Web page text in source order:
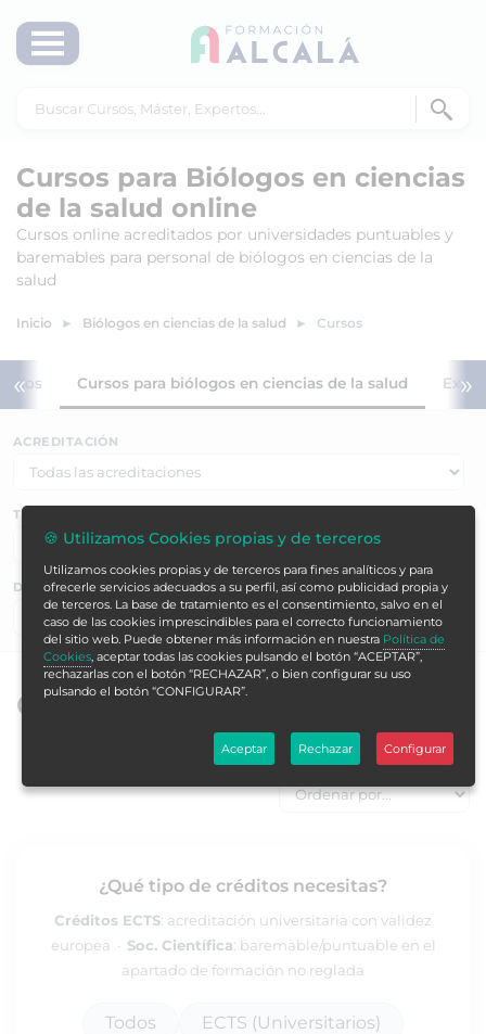
Cursos para Biólogos en ciencias
de la salud online
Cursos online acreditados por universidades puntuables y
baremables para personal de biólogos en ciencias de la
salud
Inicio Biólogos en ciencias de la salud Cursos
« Cursos para biólogos en ciencias de la salud »
ACREDITACIÓN
TEMÁTICAS
DURACIÓN EN HORAS
Buscar ▶
Cursos de Formación Alcalá
ORDENAR
¿Qué tipo de créditos necesitas?
Créditos ECTS: acreditación universitaria con validez
europea · Soc. Científica: baremable/puntuable en el
apartado de formación no reglada
Todos
ECTS (Universitarios)
🍪 Utilizamos Cookies propias y de terceros
Utilizamos cookies propias y de terceros para fines analíticos y para
ofrecerle servicios adecuados a su perfil, así como publicidad propia y
de terceros. La base de tratamiento es el consentimiento, salvo en el
caso de las cookies imprescindibles para el correcto funcionamiento
del sitio web. Puede obtener más información en nuestra Política de
Cookies , aceptar todas las cookies pulsando el botón “ACEPTAR”,
rechazarlas con el botón “RECHAZAR”, o bien configurar su uso
pulsando el botón “CONFIGURAR”.
Aceptar Rechazar Configurar